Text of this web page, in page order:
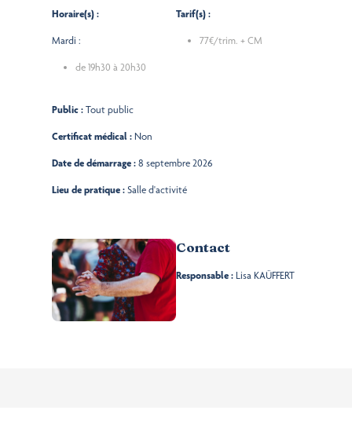
Horaire(s) :
Mardi :
de 19h30 à 20h30
Tarif(s) :
77€/trim. + CM
Public : Tout public
Certificat médical : Non
Date de démarrage : 8 septembre 2026
Lieu de pratique : Salle d'activité
Contact
Responsable :Lisa KAÜFFERT